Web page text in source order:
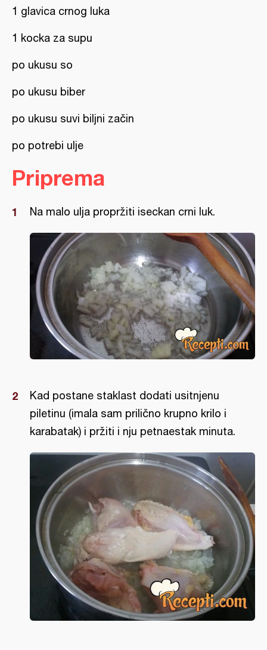
1 glavica crnog luka
1 kocka za supu
po ukusu so
po ukusu biber
po ukusu suvi biljni začin
po potrebi ulje
Priprema
Na malo ulja propržiti iseckan crni luk.
Kad postane staklast dodati usitnjenu
piletinu (imala sam prilično krupno krilo i
karabatak) i pržiti i nju petnaestak minuta.